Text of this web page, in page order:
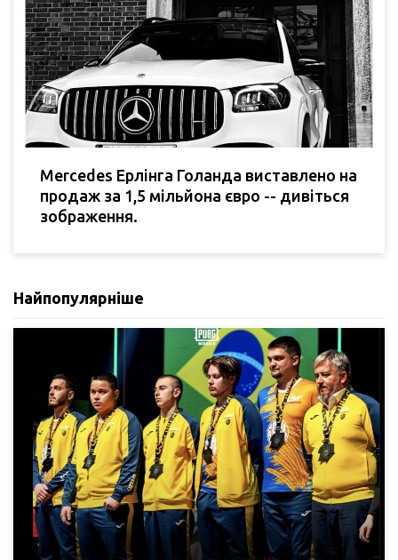
Mercedes Ерлінга Голанда виставлено на
продаж за 1,5 мільйона євро -- дивіться
зображення.
Найпопулярніше